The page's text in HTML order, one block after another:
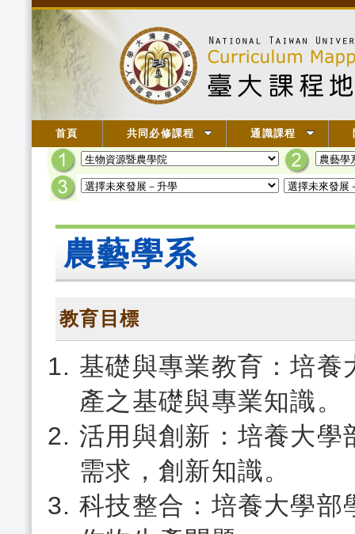
首頁 共同必修課程 通識課程
農藝學系
教育目標
基礎與專業教育：培
產之基礎與專業知識。
活用與創新：培養大學
需求，創新知識。
科技整合：培養大學部